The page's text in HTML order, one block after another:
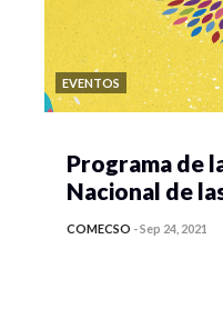
EVENTOS
Programa de
Nacional de
COMECSO -Sep 24, 2021